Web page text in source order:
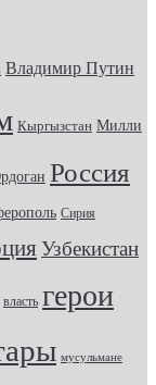
Владимир Путин
Кыргызстан Милли
Россия
Сирия
Узбекистан
власть герои
мусульмане